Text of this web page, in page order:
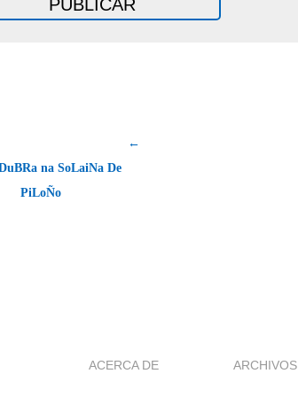
←
na SoLaiNa De
PiLoÑo
ACERCA DE ARCHIVOS